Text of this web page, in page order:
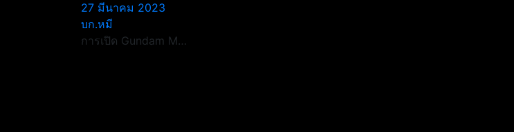
27 มีนาคม 2023
บก.หมี
การเปิด Gundam M…